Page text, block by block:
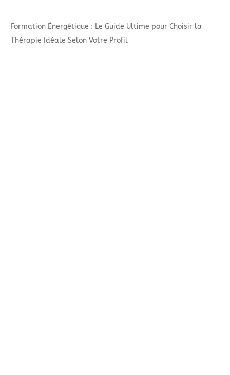
Formation Énergétique : Le Guide Ultime pour Choisir la
Thérapie Idéale Selon Votre Profil